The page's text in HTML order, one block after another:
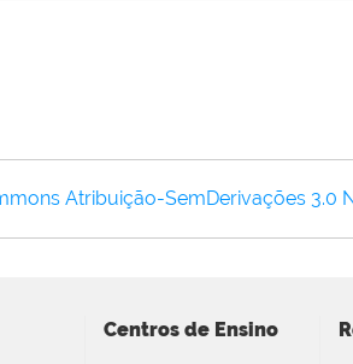
Atribuição-SemDerivações 3.0
Centros de Ensino